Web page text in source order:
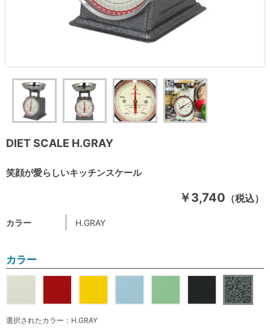
DIET SCALE H.GRAY
笑顔が愛らしいキッチンスケール
￥3,740 （税込）
カラー H.GRAY
カラー
選択されたカラー：H.GRAY